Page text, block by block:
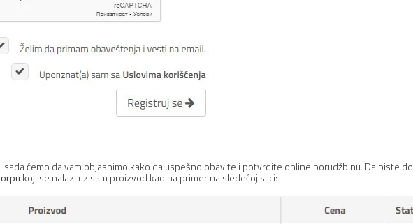
ćemo da vam objasnimo kako da uspešno obavite i potvrdite online porudžbinu. Da biste
koji se nalazi uz sam proizvod kao na primer na sledećoj slici: